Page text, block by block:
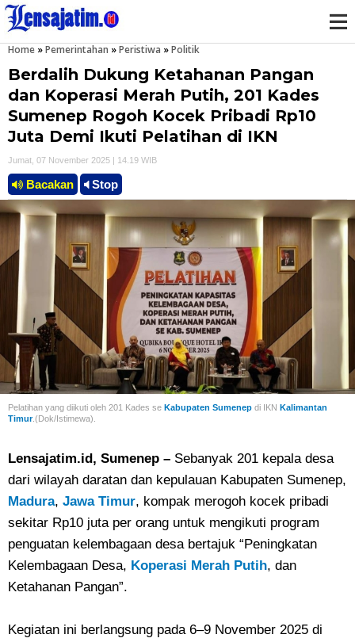
Home »Pemerintahan »Peristiwa »Politik
Berdalih Dukung Ketahanan Pangan
dan Koperasi Merah Putih, 201 Kades
Sumenep Rogoh Kocek Pribadi Rp10
Juta Demi Ikuti Pelatihan di IKN
Jumat, 07 November 2025 | 14.19 WIB
Bacakan Stop
Pelatihan yang diikuti oleh 201 Kades se Kabupaten Sumenep di IKN Kalimantan
Timur.(Dok/Istimewa).
Lensajatim.id, Sumenep – Sebanyak 201 kepala desa
dari wilayah daratan dan kepulauan Kabupaten Sumenep,
Madura, Jawa Timur, kompak merogoh kocek pribadi
sekitar Rp10 juta per orang untuk mengikuti program
penguatan kelembagaan desa bertajuk “Peningkatan
Kelembagaan Desa, Koperasi Merah Putih, dan
Ketahanan Pangan”.
Kegiatan ini berlangsung pada 6–9 November 2025 di